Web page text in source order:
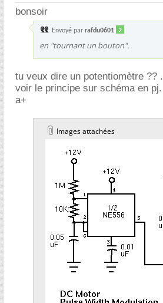
bonsoir
Envoyé par rafdu0601
en "tournant un bouton".
tu veux dire un potentiomètre ?? .
voir le principe sur schéma en pj.
a+
Images attachées